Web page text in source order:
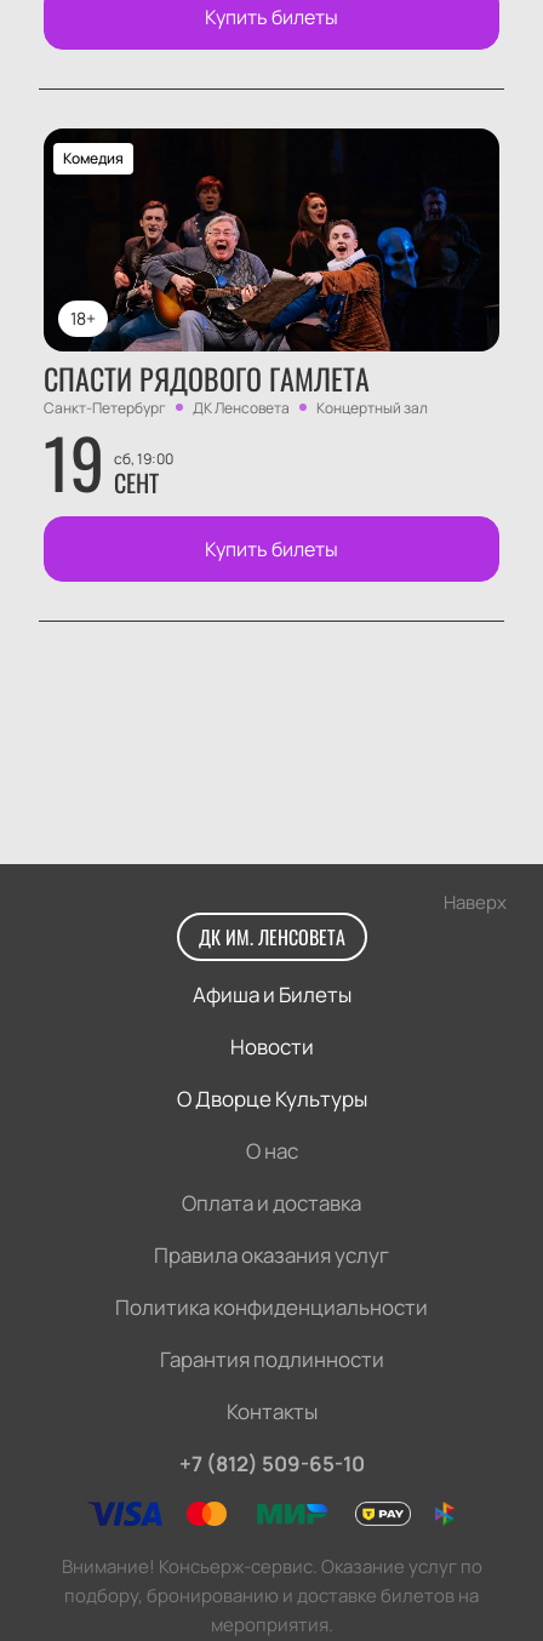
Купить билеты
18+
Комедия
СПАСТИ РЯДОВОГО ГАМЛЕТА
Санкт-Петербург ДК Ленсовета Концертный зал
19 сб, 19:00
СЕНТ
Купить билеты
Наверх
ДК ИМ. ЛЕНСОВЕТА
Афиша и Билеты
Новости
О Дворце Культуры
О нас
Оплата и доставка
Правила оказания услуг
Политика конфиденциальности
Гарантия подлинности
Контакты
+7 (812) 509-65-10
Внимание! Консьерж-сервис. Оказание услуг по
подбору, бронированию и доставке билетов на
мероприятия.